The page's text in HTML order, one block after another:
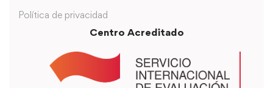
Política de privacidad
Centro Acreditado